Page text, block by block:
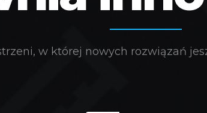
w której nowych rozwiązań